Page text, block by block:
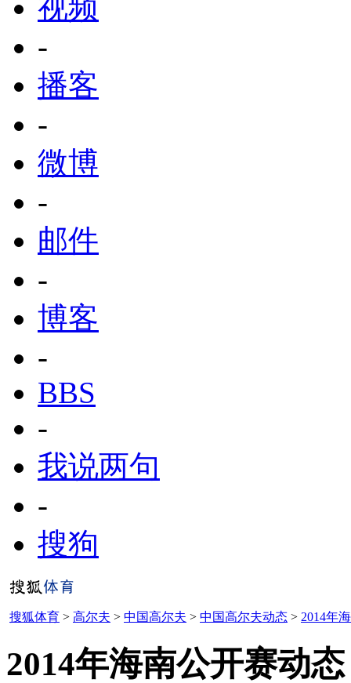
视频
-
播客
-
微博
-
邮件
-
博客
-
BBS
-
我说两句
-
搜狗
搜狐体育 > 高尔夫 > 中国高尔夫 > 中国高尔夫动态 > 2014年
2014年海南公开赛动态